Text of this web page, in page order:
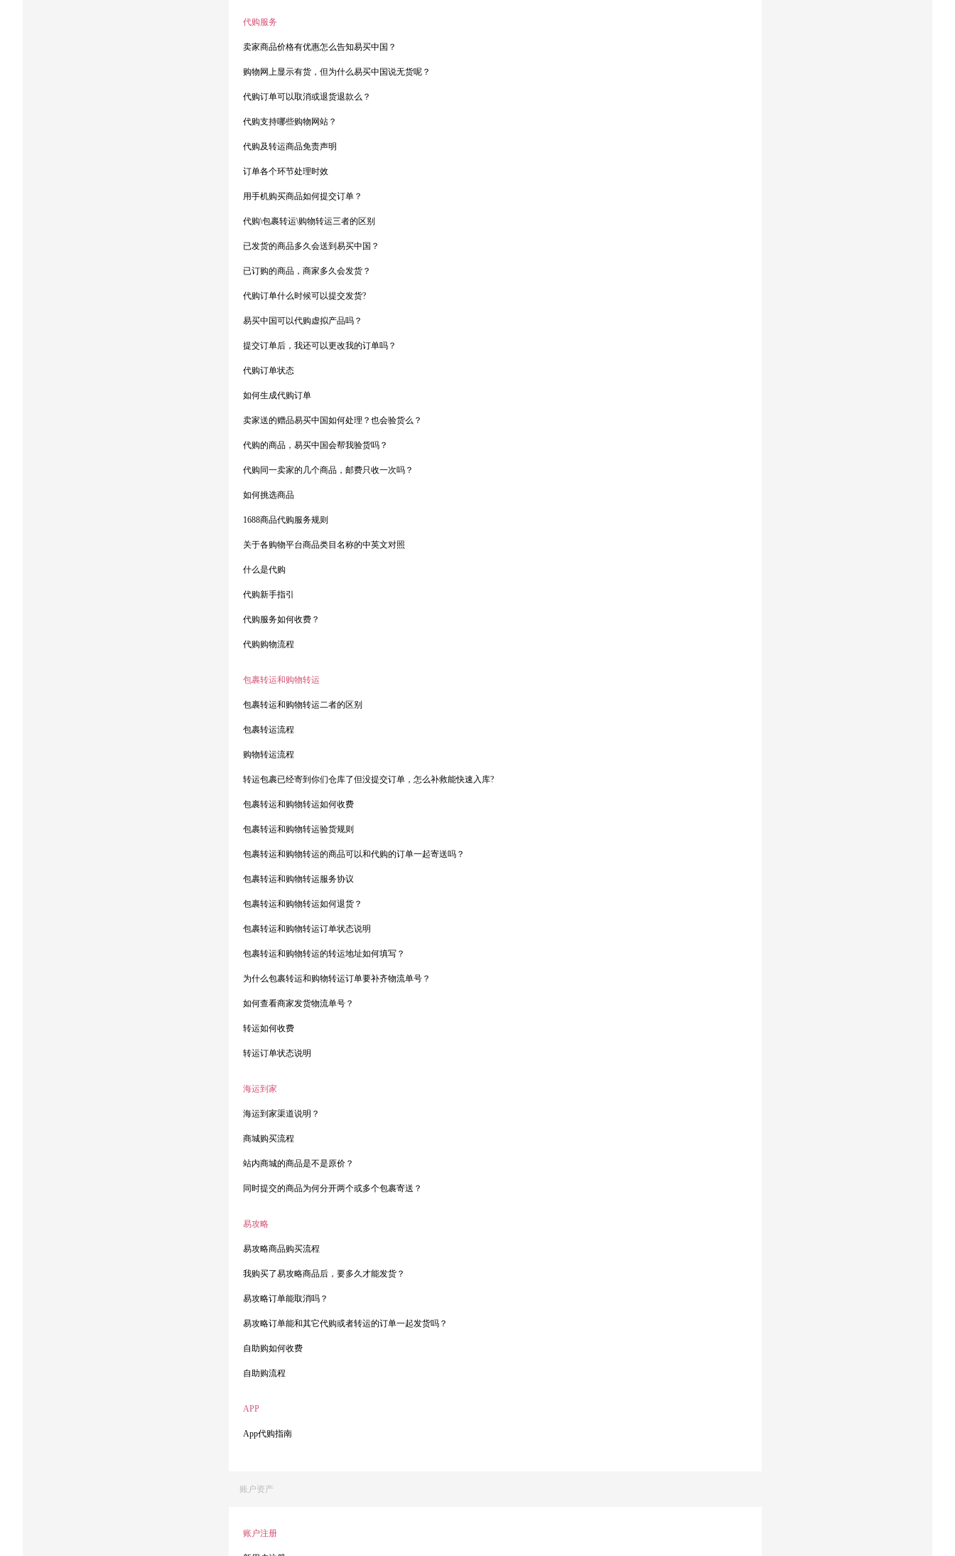
代购服务
卖家商品价格有优惠怎么告知易买中国？
购物网上显示有货，但为什么易买中国说无货呢？
代购订单可以取消或退货退款么？
代购支持哪些购物网站？
代购及转运商品免责声明
订单各个环节处理时效
用手机购买商品如何提交订单？
代购\包裹转运\购物转运三者的区别
已发货的商品多久会送到易买中国？
已订购的商品，商家多久会发货？
代购订单什么时候可以提交发货?
易买中国可以代购虚拟产品吗？
提交订单后，我还可以更改我的订单吗？
代购订单状态
如何生成代购订单
卖家送的赠品易买中国如何处理？也会验货么？
代购的商品，易买中国会帮我验货吗？
代购同一卖家的几个商品，邮费只收一次吗？
如何挑选商品
1688商品代购服务规则
关于各购物平台商品类目名称的中英文对照
什么是代购
代购新手指引
代购服务如何收费？
代购购物流程
包裹转运和购物转运
包裹转运和购物转运二者的区别
包裹转运流程
购物转运流程
转运包裹已经寄到你们仓库了但没提交订单，怎么补救能快速入库?
包裹转运和购物转运如何收费
包裹转运和购物转运验货规则
包裹转运和购物转运的商品可以和代购的订单一起寄送吗？
包裹转运和购物转运服务协议
包裹转运和购物转运如何退货？
包裹转运和购物转运订单状态说明
包裹转运和购物转运的转运地址如何填写？
为什么包裹转运和购物转运订单要补齐物流单号？
如何查看商家发货物流单号？
转运如何收费
转运订单状态说明
海运到家
海运到家渠道说明？
商城购买流程
站内商城的商品是不是原价？
同时提交的商品为何分开两个或多个包裹寄送？
易攻略
易攻略商品购买流程
我购买了易攻略商品后，要多久才能发货？
易攻略订单能取消吗？
易攻略订单能和其它代购或者转运的订单一起发货吗？
自助购如何收费
自助购流程
APP
App代购指南
账户资产
账户注册